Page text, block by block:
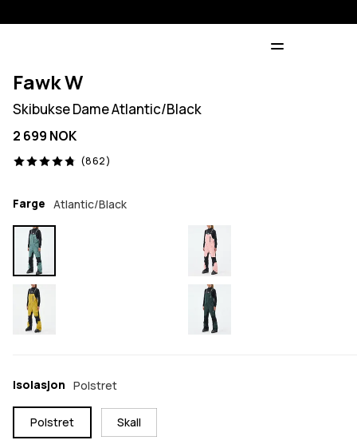
Fawk W
Skibukse Dame Atlantic/Black
2 699 NOK
(862)
862 anmeldelser, 4.8/5
Farge Atlantic/Black
Isolasjon Polstret
Polstret Skall